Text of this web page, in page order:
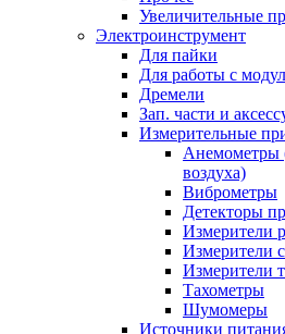
Увеличительные
Электроинструмент
Для пайки
Для работы с
Дремели
Зап. части и
Измерительные
Анемометры
воздуха)
Виброметры
Детекторы
Измерители
Измерители
Измерители
Тахометры
Шумомеры
Источники